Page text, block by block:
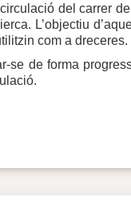
del carrer
L’objectiu
com a dreceres.
se de forma